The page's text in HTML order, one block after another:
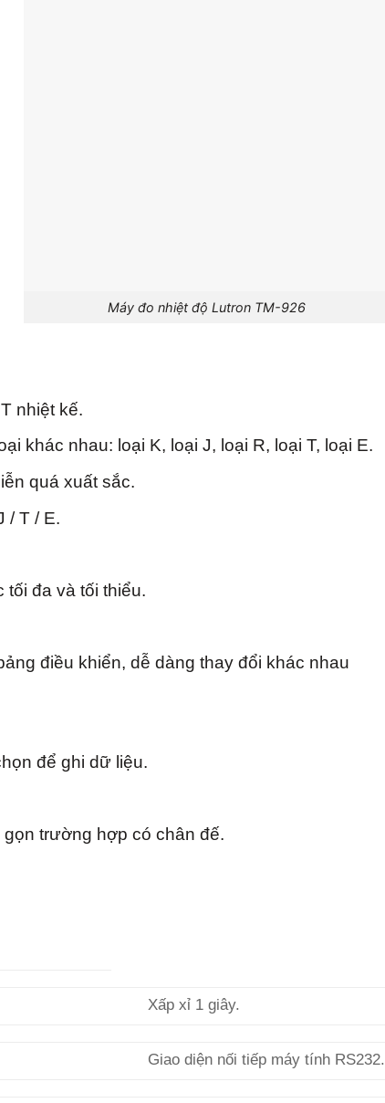
Máy đo nhiệt độ Lutron TM-926
nhiệt kế.
khác nhau: loại K, loại J, loại R, loại T, loại E.
quá xuất sắc.
/ T / E.
tối đa và tối thiểu.
điều khiển, dễ dàng thay đổi khác nhau
để ghi dữ liệu.
trường hợp có chân đế.
Xấp xỉ 1 giây.
Giao diện nối tiếp máy tính RS232.